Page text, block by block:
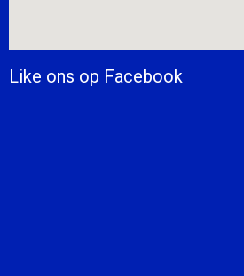
Like ons op Facebook